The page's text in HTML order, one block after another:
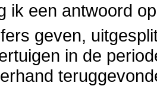
ik een antwoord
geven,
in de